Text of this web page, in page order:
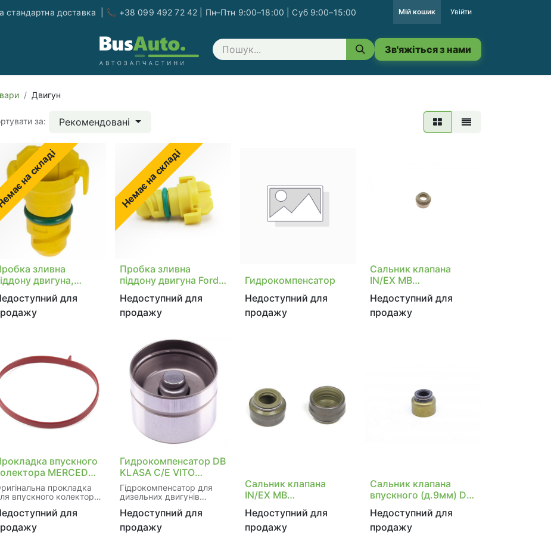
стандартна доставка | 📞 +38 099 492 72 42 | Пн–Птн 9:00–18:00 | Суб 9:00–15:00 Мій кошик Увійти
Зв'яжіться з нами Зв'яжіться з нами
Двигун
за: Рекомендовані
на складі
зливна
двигуна,
для
Немає на складі
Пробка зливна
піддону двигуна Ford
KX6Z6730B)
Недоступний для
продажу
Гидрокомпенсатор
Недоступний для
продажу
Сальник клапана
IN/EX MB
6/M271/OM604/OM60
6/OM611/OM612
Недоступний для
продажу
впускного
MERCEDES
(CL203), C T-MODEL
C T-MODEL
CLC (CL203),
(A209), CLK
прокладка
впускного колектора,
з'єднання та
витіканню
для
Гидрокомпенсатор DB
KLASA C/E VITO
SPRINTER
2.0/2.7/3.0/3.2/4.0
Гідрокомпенсатор для
дизельних двигунів
E-класу, Vito та Sprinter.
Гарантує коректну
Недоступний для
продажу
Сальник клапана
IN/EX MB
6/M271
/OM604/OM606/OM61
Недоступний для
продажу
Сальник клапана
впускного (д.9мм) DB
Недоступний для
продажу